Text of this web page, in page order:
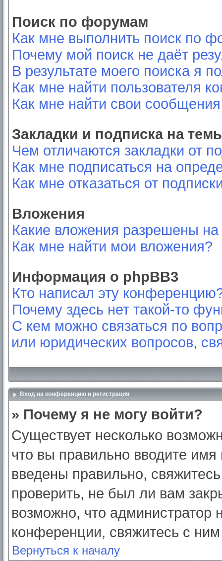
Поиск по форумам
Как мне выполнить поиск по
Почему мой поиск не даёт
В результате моего поиска я
Как мне найти пользователя
Как мне найти свои
Закладки и подписка на
Чем отличаются закладки от
Как мне подписаться на
Как мне отказаться от
Вложения
Какие вложения разрешены
Как мне найти мои вложения?
Информация о phpBB3
Кто написал эту
Почему здесь нет такой-то
С кем можно связаться по
или юридических вопросов,
Вход на конференцию и регистрация
» Почему я не могу войти?
Существует несколько
что вы правильно вводите
введены правильно,
проверить, не был ли вам
возможно, что администратор
конференции, свяжитесь с
Вернуться к началу